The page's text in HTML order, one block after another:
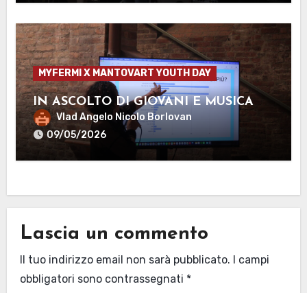
MYFERMI X MANTOVART YOUTH DAY
IN ASCOLTO DI GIOVANI E MUSICA
Vlad Angelo Nicolo Borlovan
09/05/2026
Lascia un commento
Il tuo indirizzo email non sarà pubblicato. I campi
obbligatori sono contrassegnati *